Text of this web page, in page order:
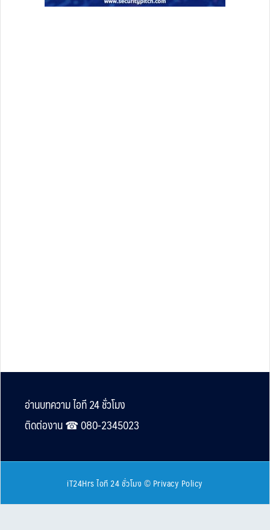
Footer
อ่านบทความ ไอที 24 ชั่วโมง
ติดต่องาน ☎︎ 080-2345023
iT24Hrs ไอที 24 ชั่วโมง © Privacy Policy